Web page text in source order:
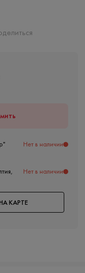
Нет в наличии
Нет в наличии
КАРТЕ